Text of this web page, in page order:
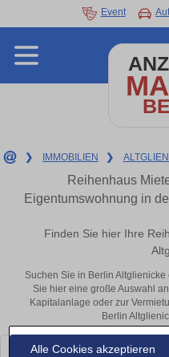
Alle Cookies akzeptieren
Event
❯ IMMOBILIEN ❯
Reihenhaus
Eigentumswohnung in
Finden Sie hier Ihre
Suchen Sie in Berlin
Sie hier eine große Auswahl
Kapitalanlage oder zur
Berlin
Leider konnten wir derzeit keine